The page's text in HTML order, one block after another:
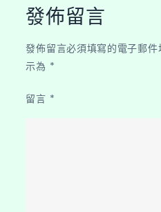
覽
發佈留言
發佈留言必須填寫的電子郵件
示為 *
留言 *